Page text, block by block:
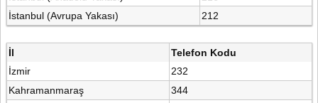
İstanbul (Avrupa Yakası)
212
İl
Telefon Kodu
İzmir
232
Kahramanmaraş
344